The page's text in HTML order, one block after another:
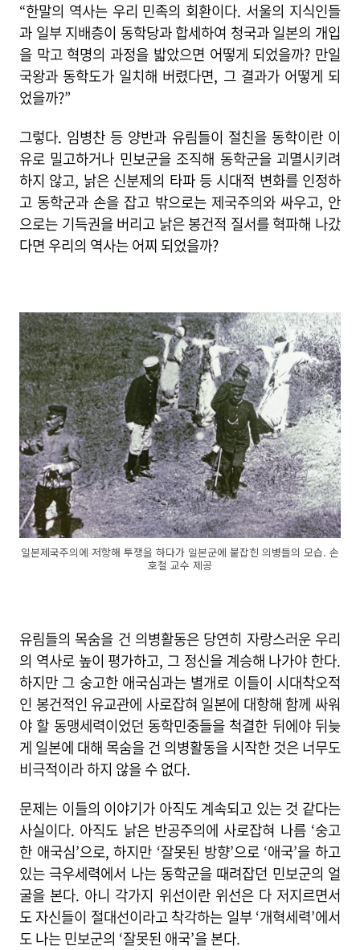
“한말의 역사는 우리 민족의 회환이다. 서울의 지식인들
과 일부 지배층이 동학당과 합세하여 청국과 일본의 개입
을 막고 혁명의 과정을 밟았으면 어떻게 되었을까? 만일
국왕과 동학도가 일치해 버렸다면, 그 결과가 어떻게 되
었을까?”
그렇다. 임병찬 등 양반과 유림들이 절친을 동학이란 이
유로 밀고하거나 민보군을 조직해 동학군을 괴멸시키려
하지 않고, 낡은 신분제의 타파 등 시대적 변화를 인정하
고 동학군과 손을 잡고 밖으로는 제국주의와 싸우고, 안
으로는 기득권을 버리고 낡은 봉건적 질서를 혁파해 나갔
다면 우리의 역사는 어찌 되었을까?
일본제국주의에 저항해 투쟁을 하다가 일본군에 붙잡힌 의병들의 모습. 손
호철 교수 제공
유림들의 목숨을 건 의병활동은 당연히 자랑스러운 우리
의 역사로 높이 평가하고, 그 정신을 계승해 나가야 한다.
하지만 그 숭고한 애국심과는 별개로 이들이 시대착오적
인 봉건적인 유교관에 사로잡혀 일본에 대항해 함께 싸워
야 할 동맹세력이었던 동학민중들을 척결한 뒤에야 뒤늦
게 일본에 대해 목숨을 건 의병활동을 시작한 것은 너무도
비극적이라 하지 않을 수 없다.
문제는 이들의 이야기가 아직도 계속되고 있는 것 같다는
사실이다. 아직도 낡은 반공주의에 사로잡혀 나름 ‘숭고
한 애국심’으로, 하지만 ‘잘못된 방향’으로 ‘애국’을 하고
있는 극우세력에서 나는 동학군을 때려잡던 민보군의 얼
굴을 본다. 아니 각가지 위선이란 위선은 다 저지르면서
도 자신들이 절대선이라고 착각하는 일부 ‘개혁세력’에서
도 나는 민보군의 ‘잘못된 애국’을 본다.